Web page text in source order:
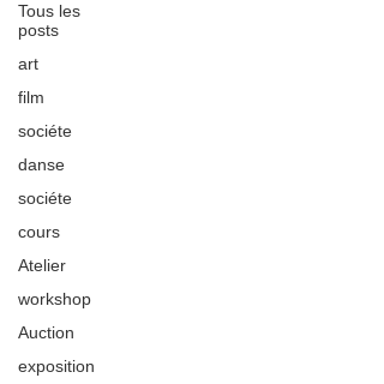
Tous les
posts
art
film
sociéte
danse
sociéte
cours
Atelier
workshop
Auction
exposition